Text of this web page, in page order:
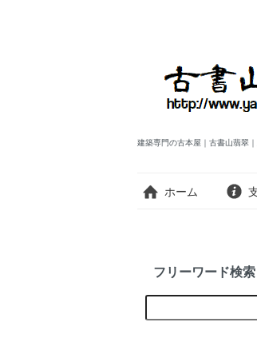
建築専門の古本屋｜古書山翡翠
ホーム
フリーワード検索